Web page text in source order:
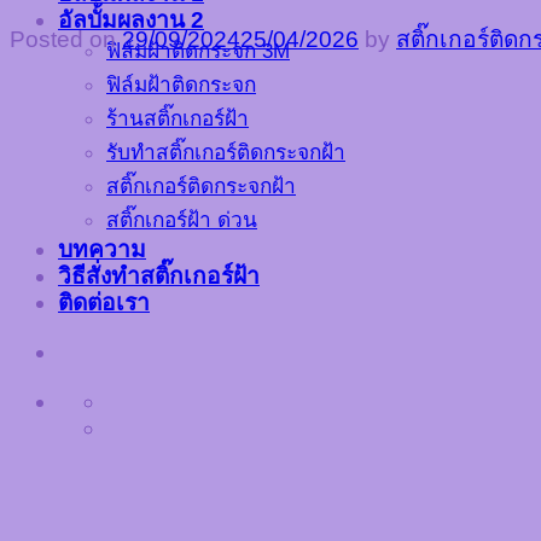
อัลบั้มผลงาน 2
ฟิล์มฝ้าติดกระจก 3M
ฟิล์มฝ้าติดกระจก
ร้านสติ๊กเกอร์ฝ้า
รับทำสติ๊กเกอร์ติดกระจกฝ้า
สติ๊กเกอร์ติดกระจกฝ้า
สติ๊กเกอร์ฝ้า ด่วน
บทความ
วิธีสั่งทำสติ๊กเกอร์ฝ้า
ติดต่อเรา
Posted on29/09/202425/04/2026 by สติ๊กเกอร์ติดก